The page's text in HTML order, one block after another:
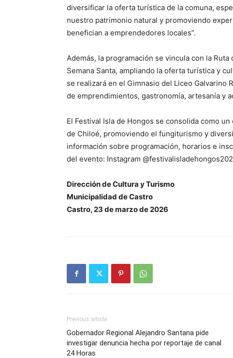
diversificar la oferta turística de la comuna,
nuestro patrimonio natural y promoviendo
benefician a emprendedores locales”.
Además, la programación se vincula con la
Semana Santa, ampliando la oferta turística y
se realizará en el Gimnasio del Liceo Galvarino
de emprendimientos, gastronomía, artesanía y
El Festival Isla de Hongos se consolida como
de Chiloé, promoviendo el fungiturismo y
información sobre programación, horarios e
del evento: Instagram
Dirección de Cultura y Turismo
Municipalidad de Castro
Castro, 23 de marzo de 2026
Previous article
Gobernador Regional Alejandro Santana pide
investigar denuncia hecha por reportaje de canal
24 Horas